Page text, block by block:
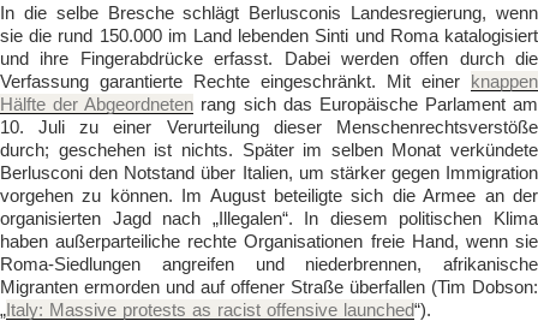
In die selbe Bresche schlägt Berlusconis Landesregierung, wenn
sie die rund 150.000 im Land lebenden Sinti und Roma katalogisiert
und ihre Fingerabdrücke erfasst. Dabei werden offen durch die
Verfassung garantierte Rechte eingeschränkt. Mit einer knappen
Hälfte der Abgeordneten rang sich das Europäische Parlament am
10. Juli zu einer Verurteilung dieser Menschenrechtsverstöße
durch; geschehen ist nichts. Später im selben Monat verkündete
Berlusconi den Notstand über Italien, um stärker gegen Immigration
vorgehen zu können. Im August beteiligte sich die Armee an der
organisierten Jagd nach „Illegalen“. In diesem politischen Klima
haben außerparteiliche rechte Organisationen freie Hand, wenn sie
Roma-Siedlungen angreifen und niederbrennen, afrikanische
Migranten ermorden und auf offener Straße überfallen (Tim Dobson:
„Italy: Massive protests as racist offensive launched“).